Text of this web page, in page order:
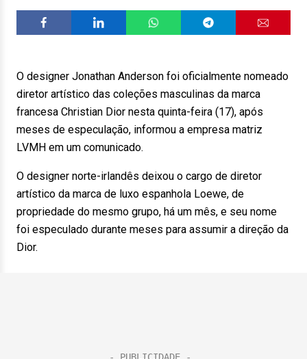
O designer Jonathan Anderson foi oficialmente nomeado
diretor artístico das coleções masculinas da marca
francesa Christian Dior nesta quinta-feira (17), após
meses de especulação, informou a empresa matriz
LVMH em um comunicado.
O designer norte-irlandês deixou o cargo de diretor
artístico da marca de luxo espanhola Loewe, de
propriedade do mesmo grupo, há um mês, e seu nome
foi especulado durante meses para assumir a direção da
Dior.